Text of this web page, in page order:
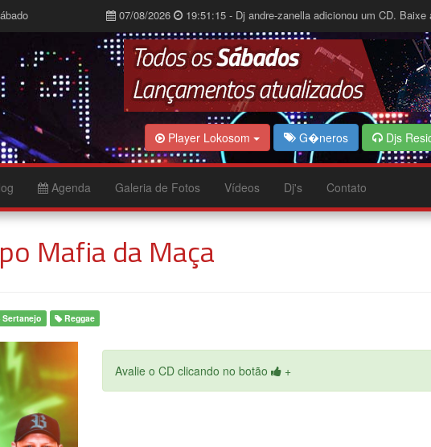
07/08/2026 19:51:15 - Dj andre-zanella adicionou um CD. Baixe
Player Lokosom G�neros Djs
Agenda Galeria de Fotos Vídeos Dj's Contato
Mafia da Maça
Sertanejo Reggae
Avalie o CD clicando no botão +